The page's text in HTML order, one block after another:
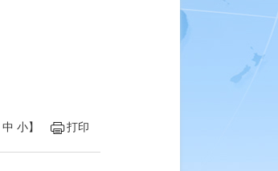
中 小】 打印